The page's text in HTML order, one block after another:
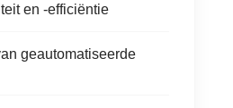
en -efficiëntie
geautomatiseerde